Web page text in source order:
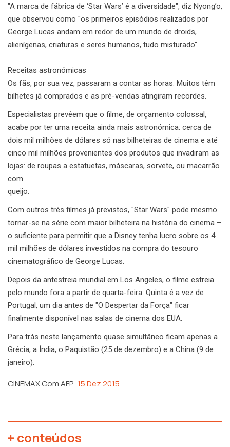
"A marca de fábrica de ‘Star Wars’ é a diversidade", diz Nyong’o,
que observou como "os primeiros episódios realizados por
George Lucas andam em redor de um mundo de droids,
alienígenas, criaturas e seres humanos, tudo misturado".
Receitas astronómicas
Os fãs, por sua vez, passaram a contar as horas. Muitos têm
bilhetes já comprados e as pré-vendas atingiram recordes.
Especialistas prevêem que o filme, de orçamento colossal,
acabe por ter uma receita ainda mais astronómica: cerca de
dois mil milhões de dólares só nas bilheteiras de cinema e até
cinco mil milhões provenientes dos produtos que invadiram as
lojas: de roupas a estatuetas, máscaras, sorvete, ou macarrão
com
queijo.
Com outros três filmes já previstos, "Star Wars" pode mesmo
tornar-se na série com maior bilheteira na história do cinema –
o suficiente para permitir que a Disney tenha lucro sobre os 4
mil milhões de dólares investidos na compra do tesouro
cinematográfico de George Lucas.
Depois da antestreia mundial em Los Angeles, o filme estreia
pelo mundo fora a partir de quarta-feira. Quinta é a vez de
Portugal, um dia antes de "O Despertar da Força" ficar
finalmente disponível nas salas de cinema dos EUA.
Para trás neste lançamento quase simultâneo ficam apenas a
Grécia, a Índia, o Paquistão (25 de dezembro) e a China (9 de
janeiro).
CINEMAX Com AFP 15 Dez 2015
+ conteúdos